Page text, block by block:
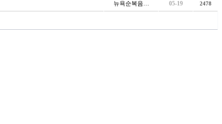
뉴욕순복음… 05-19 2478